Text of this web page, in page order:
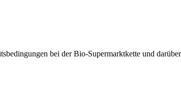
bei der Bio-Supermarktkette und